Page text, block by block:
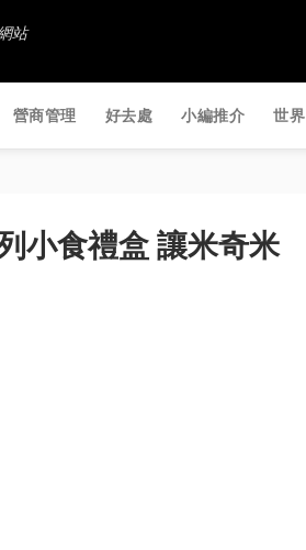
站
營商管理 好去處 小編推介 世界
小食禮盒 讓米奇米